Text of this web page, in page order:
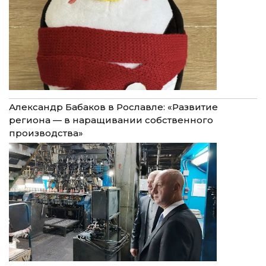
Александр Бабаков в Рославле: «Развитие
региона — в наращивании собственного
производства»